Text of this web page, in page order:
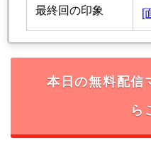
最終回の印象 [
本日の無料配信
ら